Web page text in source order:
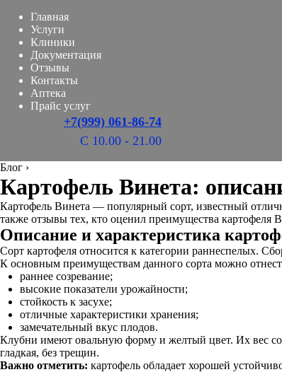
Главная
Услуги
Клиники
Документация
Отзывы
Контакты
Аптека
Прайс услуг
+7(999) 061-86-74
С 10.00 - 21.00
Блог ›
Картофель Винета:
Картофель Винета — популярный сорт, известный
также отзывы тех, кто оценил преимущества
Описание и характеристика
Сорт картофеля относится к категории раннеспелых.
К основным преимуществам данного сорта можно
раннее созревание;
высокие показатели урожайности;
стойкость к засухе;
отличные характеристики хранения;
замечательный вкус плодов.
Клубни имеют овальную форму и желтый цвет. Их вес
гладкая, без трещин.
Важно отметить: картофель обладает хорошей